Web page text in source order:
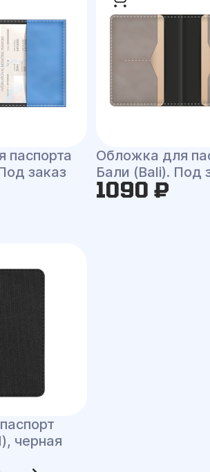
паспорта
заказ
Обложка для
Бали (Bali). Под
1090 ₽
черная